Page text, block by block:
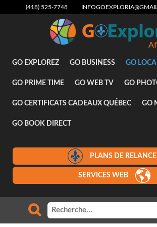
(418) 525-7748
GO EXPLOREZ GO BUSINESS GO
GO PRIME TIME GO WEB TV GO
GO CERTIFICATS CADEAUX QUÉBEC GO
GO BOOK DIRECT
PLANS DE RELANCE
SERVICES WEB